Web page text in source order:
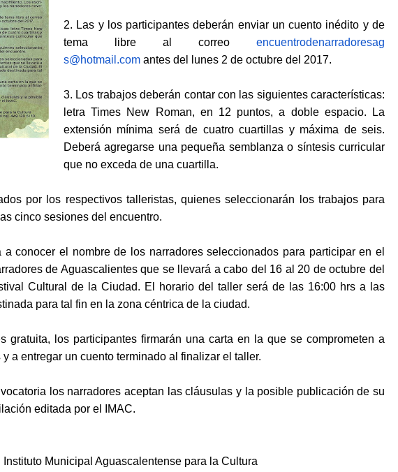
2. Las y los participantes deberán enviar un cuento inédito y de
tema libre al correo encuentrodenarradoresag
s@hotmail.com antes del lunes 2 de octubre del 2017.
3. Los trabajos deberán contar con las siguientes características:
letra Times New Roman, en 12 puntos, a doble espacio. La
extensión mínima será de cuatro cuartillas y máxima de seis.
Deberá agregarse una pequeña semblanza o síntesis curricular
que no exceda de una cuartilla.
por los respectivos talleristas, quienes seleccionarán los trabajos para
cinco sesiones del encuentro.
conocer el nombre de los narradores seleccionados para participar en el
de Aguascalientes que se llevará a cabo del 16 al 20 de octubre del
Cultural de la Ciudad. El horario del taller será de las 16:00 hrs a las
para tal fin en la zona céntrica de la ciudad.
gratuita, los participantes firmarán una carta en la que se comprometen a
a entregar un cuento terminado al finalizar el taller.
los narradores aceptan las cláusulas y la posible publicación de su
editada por el IMAC.
Municipal Aguascalentense para la Cultura